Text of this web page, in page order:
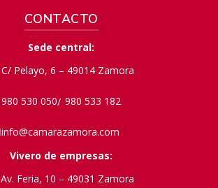
CONTACTO
Sede central:
C/ Pelayo, 6 – 49014 Zamora
980 530 050/ 980 533 182
info@camarazamora.com
Vivero de empresas:
Av. Feria, 10 – 49031 Zamora